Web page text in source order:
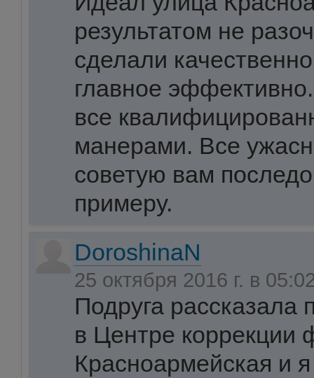
результатом не
сделали
главное
все
манерами. Все
советую вам
примеру.
DoroshinaN
25 октября 2016 г. в
Подруга рассказала
в Центре коррекции
Красноармейская и